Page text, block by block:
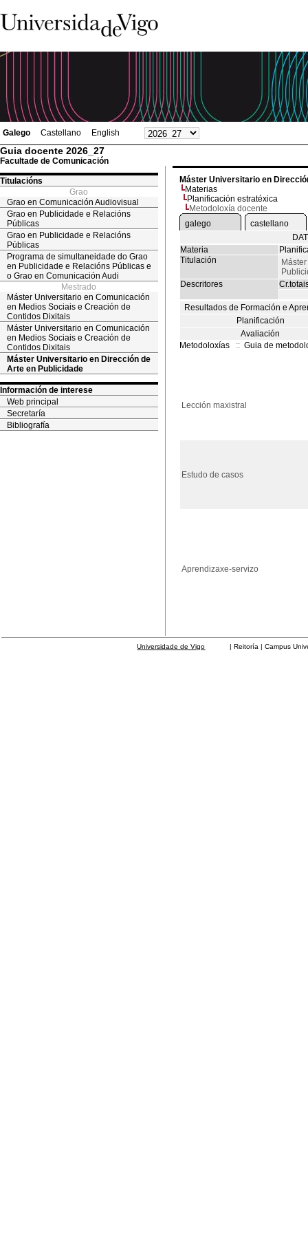
Galego Castellano English
Guia docente 2026_27
Facultade de Comunicación
Titulacións
Grao
Grao en Comunicación Audiovisual
Grao en Publicidade e Relacións
Públicas
Grao en Publicidade e Relacións
Públicas
Programa de simultaneidade do Grao
en Publicidade e Relacións Públicas e
o Grao en Comunicación Audi
Mestrado
Máster Universitario en Comunicación
en Medios Sociais e Creación de
Contidos Dixitais
Máster Universitario en Comunicación
en Medios Sociais e Creación de
Contidos Dixitais
Máster Universitario en Dirección de
Arte en Publicidade
Información de interese
Web principal
Secretaría
Bibliografía
Máster Universitario en
Materias
Planificación estratéxica
Metodoloxía docente
galego
castellano
Materia
Titulación
Descritores
Resultados de Formación e
Planificación
Avaliación
Metodoloxías
:: Guia de
Lección maxistral
Estudo de casos
Aprendizaxe-servizo
Universidade de Vigo | Reitoría | Campus